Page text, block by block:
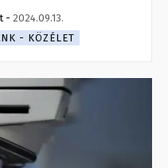
- 2024.09.13.
- KÖZÉLET